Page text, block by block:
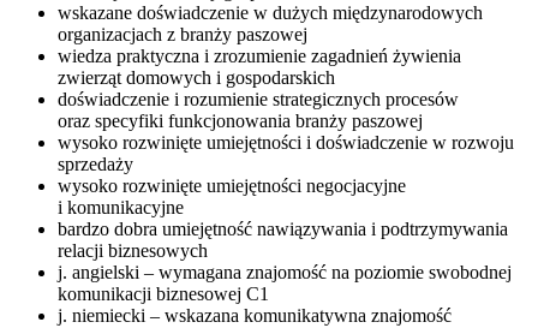
wskazane doświadczenie w dużych międzynarodowych
organizacjach z branży paszowej
wiedza praktyczna i zrozumienie zagadnień żywienia
zwierząt domowych i gospodarskich
doświadczenie i rozumienie strategicznych procesów
oraz specyfiki funkcjonowania branży paszowej
wysoko rozwinięte umiejętności i doświadczenie w rozwoju
sprzedaży
wysoko rozwinięte umiejętności negocjacyjne
i komunikacyjne
bardzo dobra umiejętność nawiązywania i podtrzymywania
relacji biznesowych
j. angielski – wymagana znajomość na poziomie swobodnej
komunikacji biznesowej C1
j. niemiecki – wskazana komunikatywna znajomość